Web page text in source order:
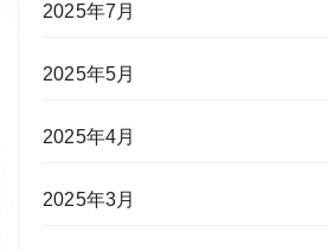
2025年7月
2025年5月
2025年4月
2025年3月